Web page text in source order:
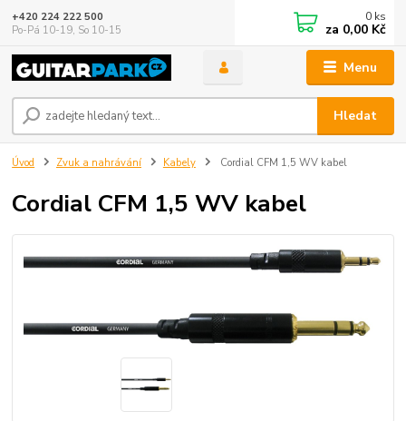
Menu
Hledat
+420 224 222 500
Po-Pá 10-19, So 10-15
0 ks
za 0,00 Kč
Úvod Zvuk a nahrávání Kabely Cordial CFM 1,5 WV kabel
Cordial CFM 1,5 WV kabel